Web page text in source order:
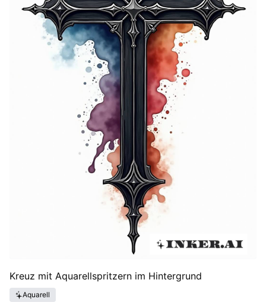
Kreuz mit Aquarellspritzern im Hintergrund
Aquarell